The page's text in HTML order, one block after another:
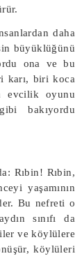
daha
büyüklüğünü
ona ve bu
karı, biri koca
evcilik oyunu
bakıyordu
Rıbin! Rıbin,
yaşamının
Bu nefreti o
sınıfı da
ve köylülere
köylüleri